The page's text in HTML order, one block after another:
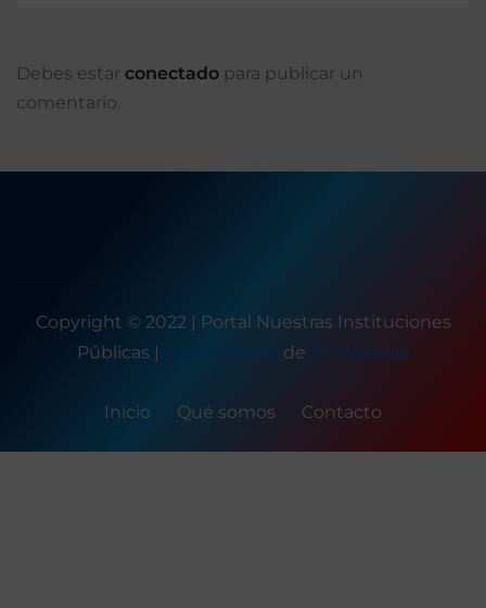
Debes estar conectado para publicar un
comentario.
Copyright © 2022 | Portal Nuestras Instituciones
Públicas
Seattle News de ThemeArile
Inicio Qué somos Contacto